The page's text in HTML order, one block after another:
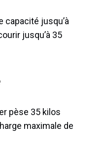
capacité jusqu’à
jusqu’à 35
pèse 35 kilos
maximale de